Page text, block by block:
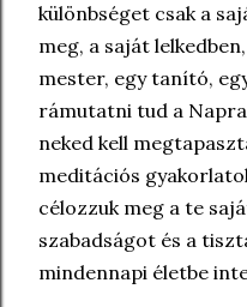
különbséget csak a
meg, a saját
mester, egy tanító,
rámutatni tud a
neked kell
meditációs
célozzuk meg a te
szabadságot és a
mindennapi életbe